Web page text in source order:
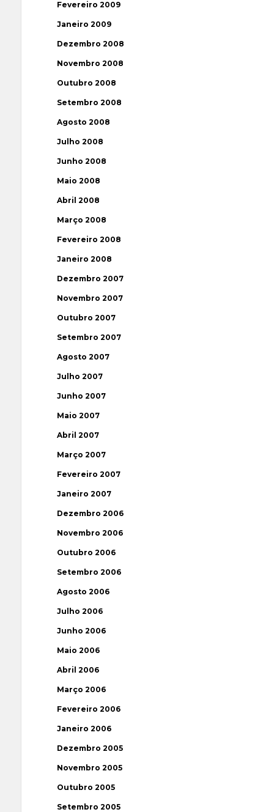
Fevereiro 2009
Janeiro 2009
Dezembro 2008
Novembro 2008
Outubro 2008
Setembro 2008
Agosto 2008
Julho 2008
Junho 2008
Maio 2008
Abril 2008
Março 2008
Fevereiro 2008
Janeiro 2008
Dezembro 2007
Novembro 2007
Outubro 2007
Setembro 2007
Agosto 2007
Julho 2007
Junho 2007
Maio 2007
Abril 2007
Março 2007
Fevereiro 2007
Janeiro 2007
Dezembro 2006
Novembro 2006
Outubro 2006
Setembro 2006
Agosto 2006
Julho 2006
Junho 2006
Maio 2006
Abril 2006
Março 2006
Fevereiro 2006
Janeiro 2006
Dezembro 2005
Novembro 2005
Outubro 2005
Setembro 2005